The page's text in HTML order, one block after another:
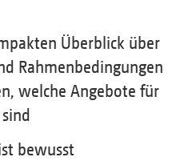
Überblick über
Rahmenbedingungen
welche Angebote für
bewusst